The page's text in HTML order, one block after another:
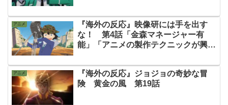
アニメ
『海外の反応』映像研には手を出す
な！ 第4話「金森マネージャー有
能」「アニメの製作テクニックが興味
アニメ
『海外の反応』ジョジョの奇妙な冒
険 黄金の風 第19話